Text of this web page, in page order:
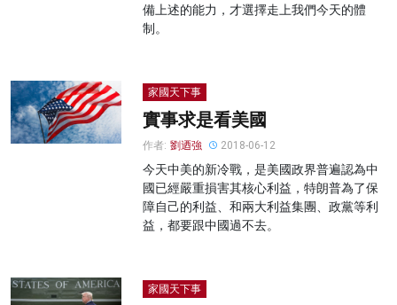
備上述的能力，才選擇走上我們今天的體
制。
家國天下事
實事求是看美國
作者: 劉迺強 2018-06-12
今天中美的新冷戰，是美國政界普遍認為中
國已經嚴重損害其核心利益，特朗普為了保
障自己的利益、和兩大利益集團、政黨等利
益，都要跟中國過不去。
家國天下事